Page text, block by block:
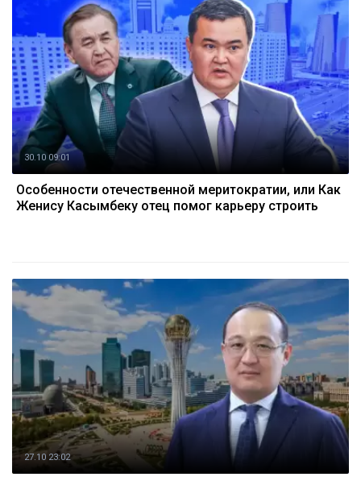
30.10 09:01
Особенности отечественной меритократии, или Как
Женису Касымбеку отец помог карьеру строить
27.10 23:02